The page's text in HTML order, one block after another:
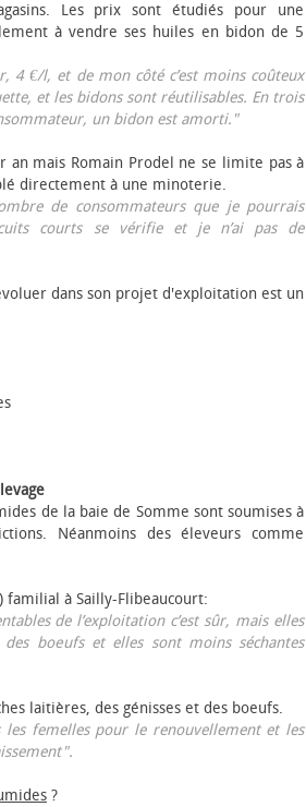
Les prix sont étudiés pour une
à vendre ses huiles en bidon de 5
4 €/l, et de mon côté c’est moins coûteux
et les bidons sont réutilisables. En trois
un bidon est amorti."
mais Romain Prodel ne se limite pas à
directement à une minoterie.
de consommateurs que je pourrais
courts se vérifie et je n’ai pas de
dans son projet d'exploitation est un
de la baie de Somme sont soumises à
Néanmoins des éleveurs comme
familial à Sailly-Flibeaucourt:
de l’exploitation c’est sûr, mais elles
des bœufs et elles sont moins séchantes
laitières, des génisses et des bœufs.
femelles pour le renouvellement et les
?